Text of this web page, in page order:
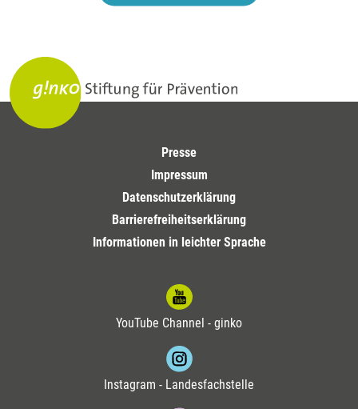
Presse
Impressum
Datenschutzerklärung
Barrierefreiheitserklärung
Informationen in leichter Sprache
YouTube Channel - ginko
Instagram - Landesfachstelle